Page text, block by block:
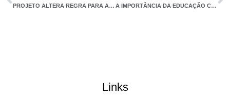
PROJETO ALTERA REGRA PARA APURAR CRÉDITOS TRIBUTÁRIOS PARA MICRO E PEQUENAS EMPRESAS EXPORTADORAS A IMPORTÂNCIA DA EDUCAÇÃO CORPORATIVA NAS EMPRESAS
Links